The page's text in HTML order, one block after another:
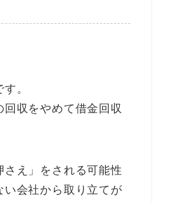
。
収をやめて借金回収
え」をされる可能性
い会社から取り立てが